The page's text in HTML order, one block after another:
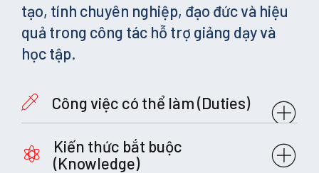
tạo, tính chuyên nghiệp, đạo đức và hiệu
quả trong công tác hỗ trợ giảng dạy và
học tập.
Công việc có thể làm (Duties)
của tổ chứcKiến thức bắt buộc
(Knowledge)